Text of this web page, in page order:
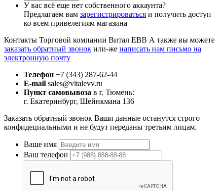
У вас всё еще нет собственного аккаунта?
Предлагаем вам зарегистрироваться и получить доступ
ко всем привелегиям магазина
Контакты Торговой компании Витал ЕВВ А также вы можете
заказать обратный звонок или-же написать нам письмо на
электронную почту
Телефон +7 (343) 287-62-44
E-mail sales@vitalevv.ru
Пункт самовывоза в г. Тюмень:
г. Екатеринбург, Шейнкмана 136
Заказать обратный звонок Ваши данные останутся строго
конфидециальными и не будут переданы третьим лицам.
Ваше имя
Ваш телефон